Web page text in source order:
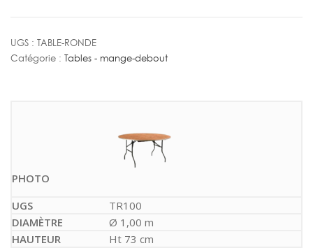
UGS : TABLE-RONDE
Catégorie : Tables - mange-debout
TR100
Ø 1,00 m
Ht 73 cm